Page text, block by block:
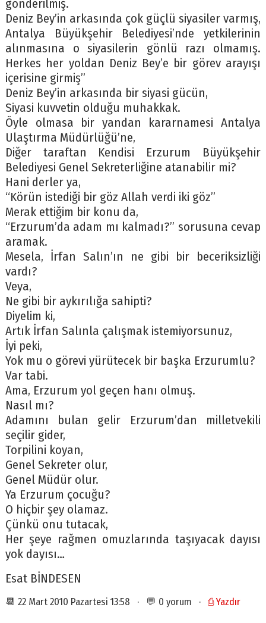
gönderilmiş.
Deniz Bey’in arkasında çok güçlü siyasiler varmış,
Antalya Büyükşehir Belediyesi’nde yetkilerinin
alınmasına o siyasilerin gönlü razı olmamış.
Herkes her yoldan Deniz Bey’e bir görev arayışı
içerisine girmiş”
Deniz Bey’in arkasında bir siyasi gücün,
Siyasi kuvvetin olduğu muhakkak.
Öyle olmasa bir yandan kararnamesi Antalya
Ulaştırma Müdürlüğü’ne,
Diğer taraftan Kendisi Erzurum Büyükşehir
Belediyesi Genel Sekreterliğine atanabilir mi?
Hani derler ya,
“Körün istediği bir göz Allah verdi iki göz”
Merak ettiğim bir konu da,
“Erzurum’da adam mı kalmadı?” sorusuna cevap
aramak.
Mesela, İrfan Salın’ın ne gibi bir beceriksizliği
vardı?
Veya,
Ne gibi bir aykırılığa sahipti?
Diyelim ki,
Artık İrfan Salınla çalışmak istemiyorsunuz,
İyi peki,
Yok mu o görevi yürütecek bir başka Erzurumlu?
Var tabi.
Ama, Erzurum yol geçen hanı olmuş.
Nasıl mı?
Adamını bulan gelir Erzurum’dan milletvekili
seçilir gider,
Torpilini koyan,
Genel Sekreter olur,
Genel Müdür olur.
Ya Erzurum çocuğu?
O hiçbir şey olamaz.
Çünkü onu tutacak,
Her şeye rağmen omuzlarında taşıyacak dayısı
yok dayısı…
Esat BİNDESEN
📆 22 Mart 2010 Pazartesi 13:58 · 💬 0 yorum · ⎙ Yazdır